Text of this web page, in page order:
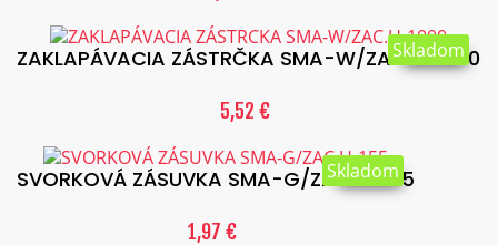
ZAKLAPÁVACIA ZÁSTRČKA SMA-W/ZAC.H-1000
5,52 €
Skladom
SVORKOVÁ ZÁSUVKA SMA-G/ZAC.H-155
1,97 €
Skladom